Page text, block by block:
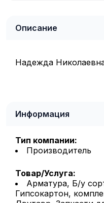
Описание
Надежда
Информация
Тип компании:
Производитель
Товар/Услуга:
Арматура, Б/у
Гипсокартон,